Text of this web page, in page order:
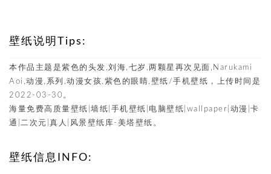
壁纸说明Tips:
本作品主题是紫色的头发,刘海,七岁,两颗星再次见面,Narukami
Aoi,动漫,系列,动漫女孩,紫色的眼睛,壁纸/手机壁纸，上传时间是
2022-03-30。
海量免费高质量壁纸|墙纸|手机壁纸|电脑壁纸|wallpaper|动漫|卡
通|二次元|真人|风景壁纸库-美塔壁纸。
壁纸信息INFO: